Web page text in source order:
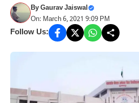
ByGaurav Jaiswal
On: March 6, 2021 9:09 PM
Follow Us: